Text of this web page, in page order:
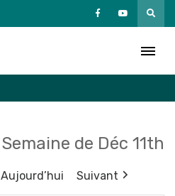
Semaine de Déc 11th
Aujourd’hui Suivant